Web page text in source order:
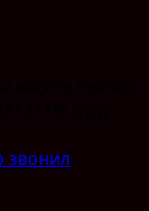
звонил